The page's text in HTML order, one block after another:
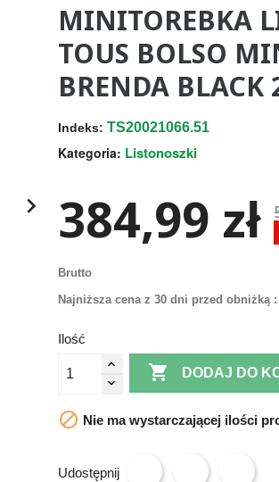

MINITOREBKA
TOUS BOLSO
BRENDA BLACK
Indeks: TS20021066.51
Kategoria: Listonoszki
384,99 zł
Brutto
Najniższa cena z 30 dni przed obniżką :
Ilość
 DODAJ DO
 Nie ma wystarczającej ilości
Udostępnij